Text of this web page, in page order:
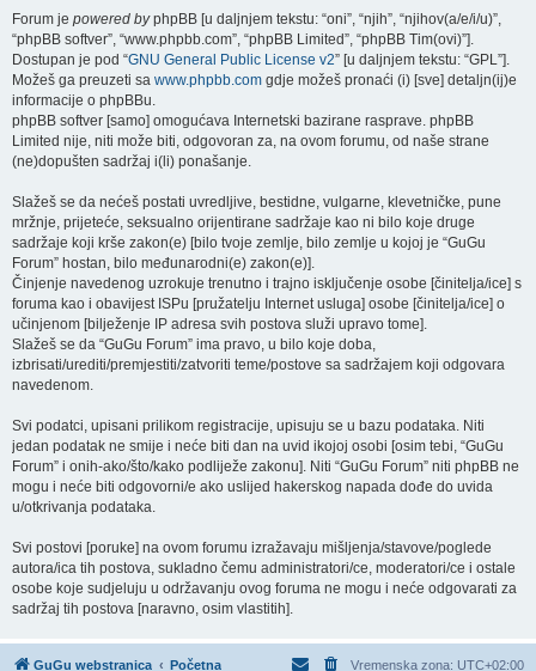
Forum je powered byphpBB [u daljnjem tekstu: “oni”, “njih”, “njihov(a/e/i/u)”,
“phpBB softver”, “www.phpbb.com”, “phpBB Limited”, “phpBB Tim(ovi)”].
Dostupan je pod “GNU General Public License v2” [u daljnjem tekstu: “GPL”].
Možeš ga preuzeti sa www.phpbb.com gdje možeš pronaći (i) [sve] detaljn(ij)e
informacije o phpBBu.
phpBB softver [samo] omogućava Internetski bazirane rasprave. phpBB
Limited nije, niti može biti, odgovoran za, na ovom forumu, od naše strane
(ne)dopušten sadržaj i(li) ponašanje.
Slažeš se da nećeš postati uvredljive, bestidne, vulgarne, klevetničke, pune
mržnje, prijeteće, seksualno orijentirane sadržaje kao ni bilo koje druge
sadržaje koji krše zakon(e) [bilo tvoje zemlje, bilo zemlje u kojoj je “GuGu
Forum” hostan, bilo međunarodni(e) zakon(e)].
Činjenje navedenog uzrokuje trenutno i trajno isključenje osobe [činitelja/ice] s
foruma kao i obavijest ISPu [pružatelju Internet usluga] osobe [činitelja/ice] o
učinjenom [bilježenje IP adresa svih postova služi upravo tome].
Slažeš se da “GuGu Forum” ima pravo, u bilo koje doba,
izbrisati/urediti/premjestiti/zatvoriti teme/postove sa sadržajem koji odgovara
navedenom.
Svi podatci, upisani prilikom registracije, upisuju se u bazu podataka. Niti
jedan podatak ne smije i neće biti dan na uvid ikojoj osobi [osim tebi, “GuGu
Forum” i onih-ako/što/kako podliježe zakonu]. Niti “GuGu Forum” niti phpBB ne
mogu i neće biti odgovorni/e ako uslijed hakerskog napada dođe do uvida
u/otkrivanja podataka.
Svi postovi [poruke] na ovom forumu izražavaju mišljenja/stavove/poglede
autora/ica tih postova, sukladno čemu administratori/ce, moderatori/ce i ostale
osobe koje sudjeluju u održavanju ovog foruma ne mogu i neće odgovarati za
sadržaj tih postova [naravno, osim vlastitih].
GuGu webstranica Početna Vremenska zona: UTC+02:00